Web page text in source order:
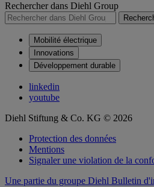
Rechercher dans Diehl Group
Mobilité électrique
Innovations
Développement durable
linkedin
youtube
Diehl Stiftung & Co. KG © 2026
Protection des données
Mentions
Signaler une violation de la
Une partie du groupe Diehl Bulletin